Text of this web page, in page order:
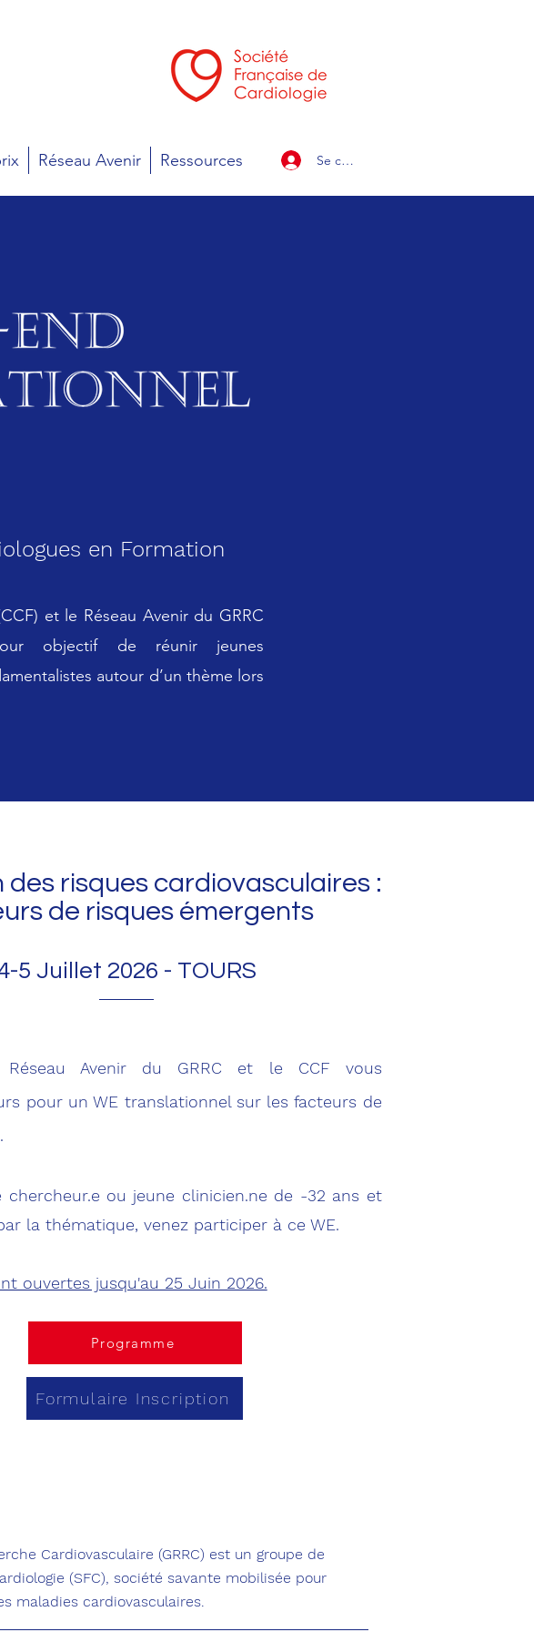
Réseau Avenir Ressources Se connecter
en Formation
et le Réseau Avenir du GRRC
objectif de réunir jeunes
autour d’un thème lors
des risques cardiovasculaires :
de risques émergents
5 Juillet 2026 - TOURS
Avenir du GRRC et le CCF vous
pour un WE translationnel sur les facteurs de
chercheur.e ou jeune clinicien.ne de -32 ans et
la thématique, venez participer à ce WE.
ouvertes jusqu'au 25 Juin 2026.
Programme
Formulaire Inscription
Cardiovasculaire (GRRC) est un groupe de
(SFC), société savante mobilisée pour
maladies cardiovasculaires.